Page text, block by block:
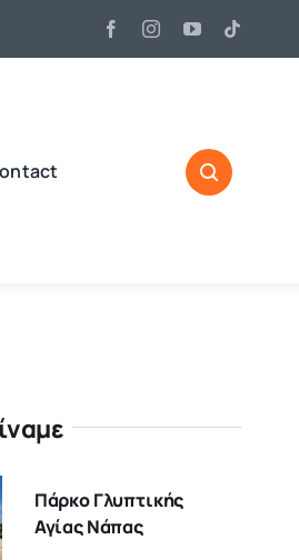
Πάρκο Γλυπτικής
Αγίας Νάπας